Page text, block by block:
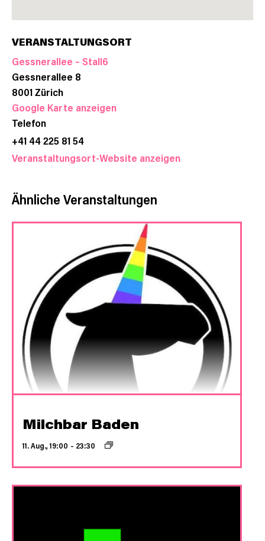
VERANSTALTUNGSORT
Gessnerallee – Stall6
Gessnerallee 8
8001Zürich
Google Karte anzeigen
Telefon
+41 44 225 81 54
Veranstaltungsort-Website anzeigen
Ähnliche Veranstaltungen
Milchbar Baden
11. Aug., 19:00 – 23:30